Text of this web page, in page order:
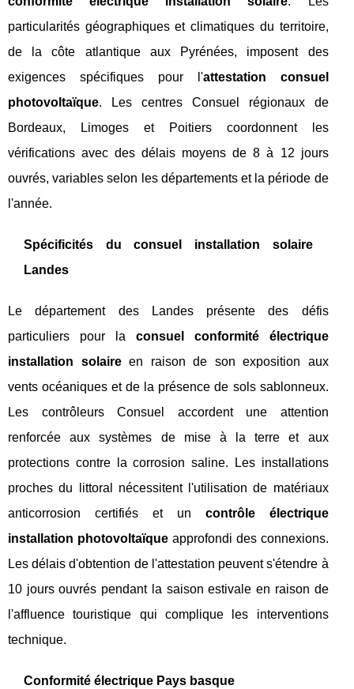
particularités géographiques et climatiques du territoire,
de la côte atlantique aux Pyrénées, imposent des
exigences spécifiques pour l'attestation consuel
photovoltaïque. Les centres Consuel régionaux de
Bordeaux, Limoges et Poitiers coordonnent les
vérifications avec des délais moyens de 8 à 12 jours
ouvrés, variables selon les départements et la période de
l'année.
Spécificités du consuel installation solaire
Landes
Le département des Landes présente des défis
particuliers pour la consuel conformité électrique
installation solaireen raison de son exposition aux
vents océaniques et de la présence de sols sablonneux.
Les contrôleurs Consuel accordent une attention
renforcée aux systèmes de mise à la terre et aux
protections contre la corrosion saline. Les installations
proches du littoral nécessitent l'utilisation de matériaux
anticorrosion certifiés et un contrôle électrique
installation photovoltaïqueapprofondi des connexions.
Les délais d'obtention de l'attestation peuvent s'étendre à
10 jours ouvrés pendant la saison estivale en raison de
l'affluence touristique qui complique les interventions
technique.
Conformité électrique Pays basque